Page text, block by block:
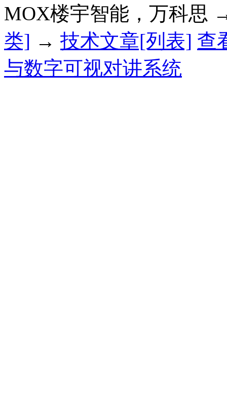
MOX楼宇智能，万科思
类] → 技术文章[列表] 查
与数字可视对讲系统